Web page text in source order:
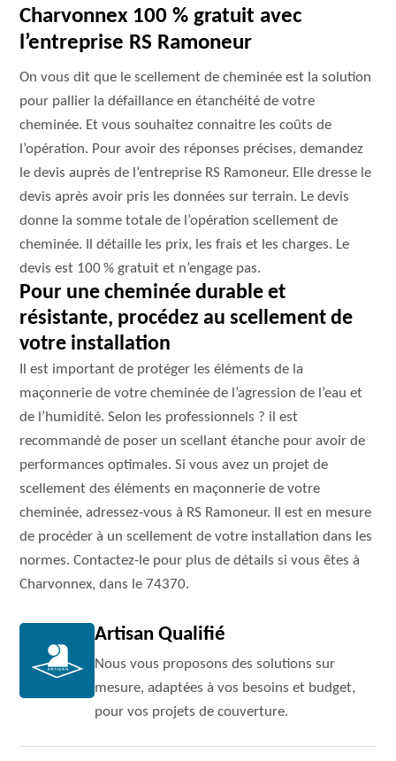
Charvonnex 100 % gratuit avec
l’entreprise RS Ramoneur
On vous dit que le scellement de cheminée est la solution
pour pallier la défaillance en étanchéité de votre
cheminée. Et vous souhaitez connaitre les coûts de
l’opération. Pour avoir des réponses précises, demandez
le devis auprès de l’entreprise RS Ramoneur. Elle dresse le
devis après avoir pris les données sur terrain. Le devis
donne la somme totale de l’opération scellement de
cheminée. Il détaille les prix, les frais et les charges. Le
devis est 100 % gratuit et n’engage pas.
Pour une cheminée durable et
résistante, procédez au scellement de
votre installation
Il est important de protéger les éléments de la
maçonnerie de votre cheminée de l’agression de l’eau et
de l’humidité. Selon les professionnels ? il est
recommandé de poser un scellant étanche pour avoir de
performances optimales. Si vous avez un projet de
scellement des éléments en maçonnerie de votre
cheminée, adressez-vous à RS Ramoneur. Il est en mesure
de procéder à un scellement de votre installation dans les
normes. Contactez-le pour plus de détails si vous êtes à
Charvonnex, dans le 74370.
Artisan Qualifié
Nous vous proposons des solutions sur
mesure, adaptées à vos besoins et budget,
pour vos projets de couverture.